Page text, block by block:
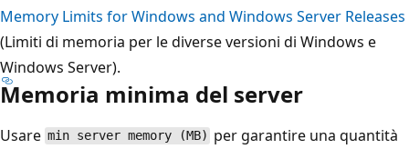
Memory Limits for Windows and Windows Server Releases
(Limiti di memoria per le diverse versioni di Windows e
Windows Server).
Memoria minima del server
Usare min server memory (MB) per garantire una quantità